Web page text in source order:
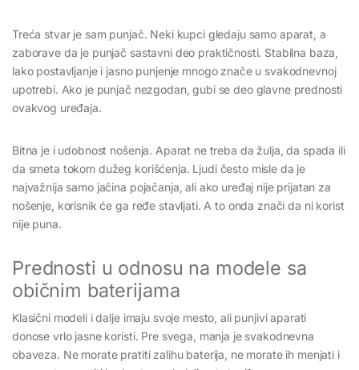
Treća stvar je sam punjač. Neki kupci gledaju samo aparat, a
zaborave da je punjač sastavni deo praktičnosti. Stabilna baza,
lako postavljanje i jasno punjenje mnogo znače u svakodnevnoj
upotrebi. Ako je punjač nezgodan, gubi se deo glavne prednosti
ovakvog uređaja.
Bitna je i udobnost nošenja. Aparat ne treba da žulja, da spada ili
da smeta tokom dužeg korišćenja. Ljudi često misle da je
najvažnija samo jačina pojačanja, ali ako uređaj nije prijatan za
nošenje, korisnik će ga ređe stavljati. A to onda znači da ni korist
nije puna.
Prednosti u odnosu na modele sa
običnim baterijama
Klasični modeli i dalje imaju svoje mesto, ali punjivi aparati
donose vrlo jasne koristi. Pre svega, manja je svakodnevna
obaveza. Ne morate pratiti zalihu baterija, ne morate ih menjati i